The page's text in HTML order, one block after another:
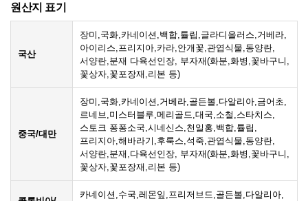
원산지 표기
국산
장미,국화,카네이션,백합,튤립,글라디올러스,거베라,
아이리스,프리지아,카라,안개꽃,관엽식물,동양란,
서양란,분재 다육선인장, 부자재(화분,화병,꽃바구니,
꽃상자,꽃포장재,리본 등)
중국/대만
장미,국화,카네이션,거베라,골든볼,다알리아,금어초,
르네브,미스터블루,메리골드,대국,소철,스타치스,
스토크 퐁퐁소국,시네신스,천일홍,백합,튤립,
프리지아,해바라기,후룩스,석죽,관엽식물,동양란,
서양란,분재,다육선인장, 부자재(화분,화병,꽃바구니,
꽃상자,꽃포장재,리본 등)
카네이션,수국,레몬잎,프리저브드,골든볼,다알리아,